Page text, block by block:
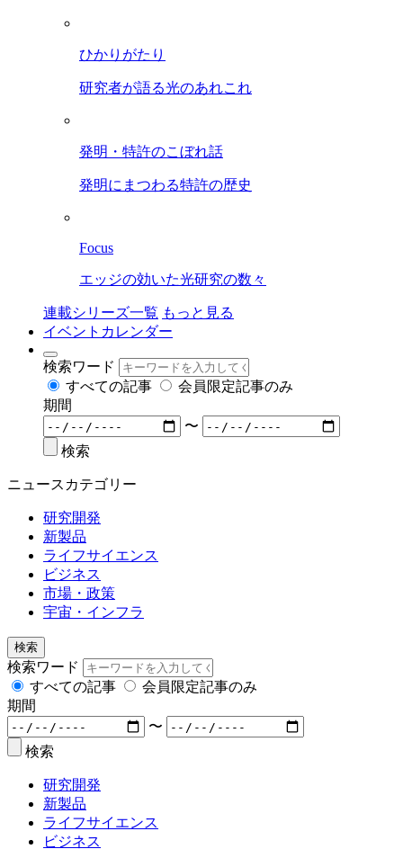
ひかりがたり
研究者が語る光のあれこれ
発明・特許のこぼれ話
発明にまつわる特許の歴史
Focus
エッジの効いた光研究の数々
連載シリーズ一覧 もっと見る
イベントカレンダー
検索ワード
すべての記事
会員限定記事のみ
期間
〜
検索
ニュースカテゴリー
研究開発
新製品
ライフサイエンス
ビジネス
市場・政策
宇宙・インフラ
検索
検索ワード
すべての記事
会員限定記事のみ
期間
〜
検索
研究開発
新製品
ライフサイエンス
ビジネス